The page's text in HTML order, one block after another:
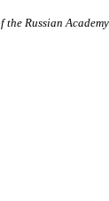
Russian